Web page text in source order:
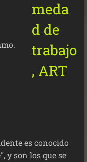
es conocido
y son los que se